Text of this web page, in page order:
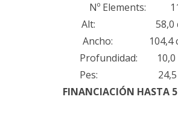
Nº Elements:
Alt: 58,0
Ancho: 104,4
Profundidad: 10,0
Pes: 24,5
FINANCIACIÓN HASTA